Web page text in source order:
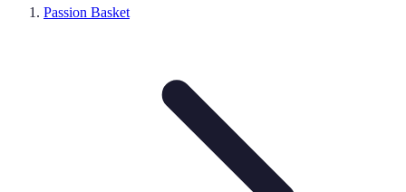
Passion Basket